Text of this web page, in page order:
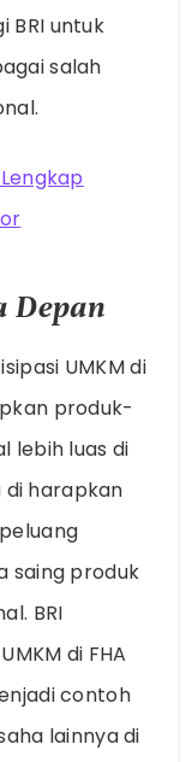
BRI untuk
salah
UMKM di
produk-
lebih luas di
di harapkan
saing produk
BRI
di FHA
contoh
lainnya di